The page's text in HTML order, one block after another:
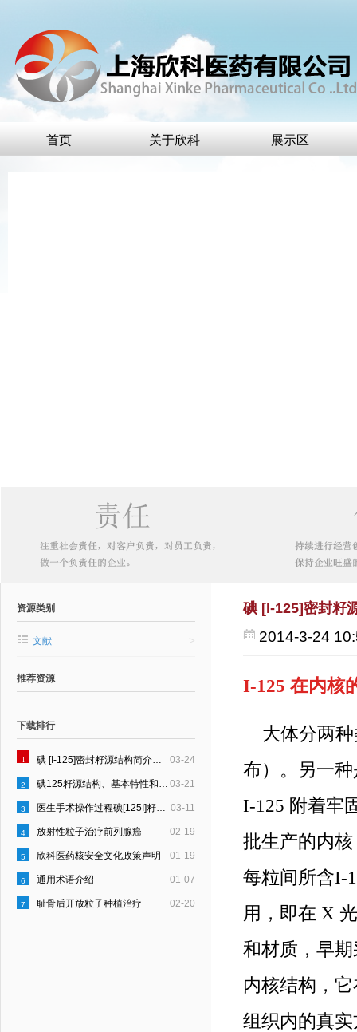
首页 关于欣科 展示区
资源类别
>
文献
推荐资源
下载排行
03-24
1 碘 [I-125]密封籽源结构简介和质量控制要点
03-21
2 碘125籽源结构、基本特性和规格
03-11
3 医生手术操作过程碘[125I]籽源所受剂量计算
02-19
4 放射性粒子治疗前列腺癌
01-19
5 欣科医药核安全文化政策声明
01-07
6 通用术语介绍
02-20
7 耻骨后开放粒子种植治疗
碘 [I-125]密封籽
2014-3-24
I-125 在内核
大体分两种
布）。另一
I-125 附着牢
批生产的内
每粒间所含I-
用，即在 X
和材质，早
内核结构，
组织内的真